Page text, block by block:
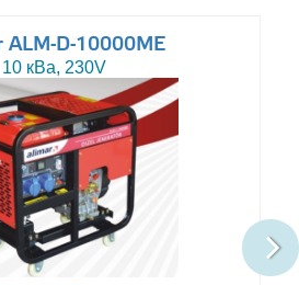
ALM-D-10000ME
10 кВа, 230V